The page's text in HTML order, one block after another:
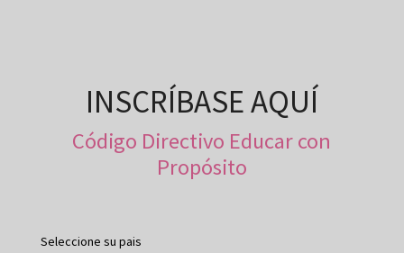
INSCRÍBASE AQUÍ
Código Directivo Educar con
Propósito
Seleccione su pais